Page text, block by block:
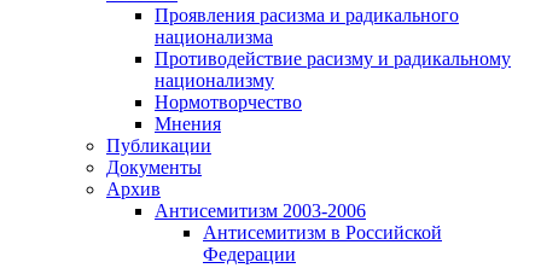
Проявления расизма и радикального
национализма
Противодействие расизму и радикальному
национализму
Нормотворчество
Мнения
Публикации
Документы
Архив
Антисемитизм 2003-2006
Антисемитизм в Российской
Федерации